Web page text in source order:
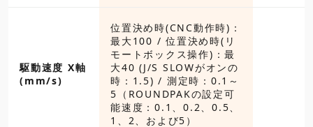
駆動速度 X軸
(mm/s)
位置決め時(CNC動作時)：
最大100 / 位置決め時(リ
モートボックス操作)：最
大40 (J/S SLOWがオンの
時：1.5) / 測定時：0.1～
5（ROUNDPAKの設定可
能速度：0.1、0.2、0.5、
1、2、および5）